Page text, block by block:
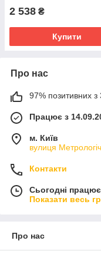
2 538 ₴
Купити
Про нас
97% позитивних з
Працює з
м. Київ
вулиця
Контакти
Сьогодні
Показати весь
Про нас